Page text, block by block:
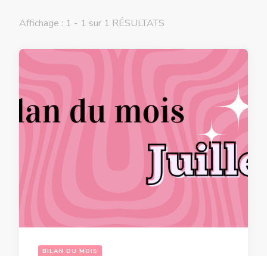
Affichage : 1 - 1 sur 1 RÉSULTATS
BILAN DU MOIS